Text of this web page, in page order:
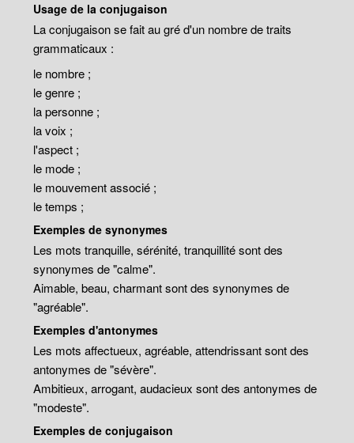
Usage de la conjugaison
La conjugaison se fait au gré d'un nombre de traits
grammaticaux :
le nombre ;
le genre ;
la personne ;
la voix ;
l'aspect ;
le mode ;
le mouvement associé ;
le temps ;
Exemples de synonymes
Les mots tranquille, sérénité, tranquillité sont des
synonymes de "calme".
Aimable, beau, charmant sont des synonymes de
"agréable".
Exemples d'antonymes
Les mots affectueux, agréable, attendrissant sont des
antonymes de "sévère".
Ambitieux, arrogant, audacieux sont des antonymes de
"modeste".
Exemples de conjugaison